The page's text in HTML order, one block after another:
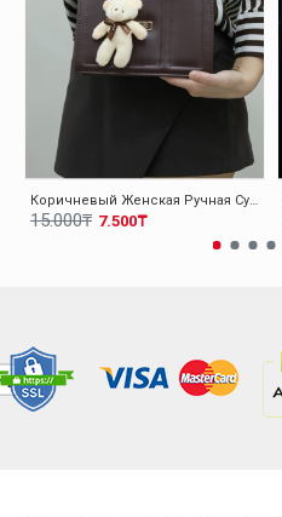
Коричневый Женская Ручная Сумка 001CA07
7.500₸
15.000₸